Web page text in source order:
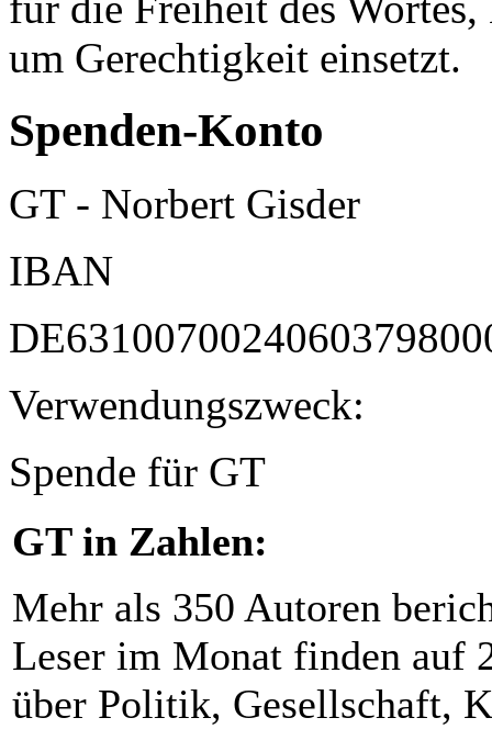
um Gerechtigkeit einsetzt.
Spenden-Konto
GT - Norbert Gisder
IBAN
Verwendungszweck:
Spende für GT
GT in Zahlen:
Mehr als 350 Autoren
Leser im Monat finden auf
über Politik, Gesellschaft,